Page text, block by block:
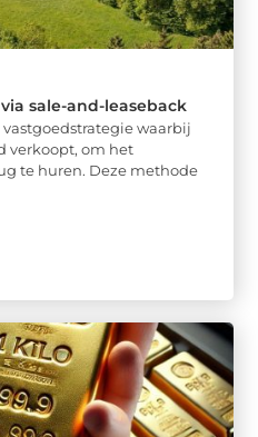
sale-and-leaseback
waarbij
verkoopt, om het
te huren. Deze methode